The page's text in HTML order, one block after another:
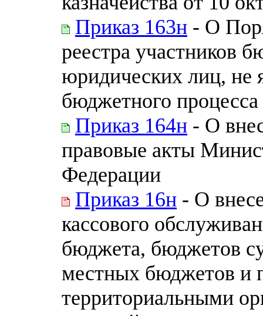
Приказ 163н - О
реестра участников
юридических лиц, не
бюджетного процесса
Приказ 164н - О
правовые акты
Федерации
Приказ 16н - О
кассового
бюджета, бюджетов
местных бюджетов и
территориальными